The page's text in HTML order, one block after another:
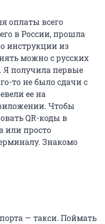
оплаты всего
в России, прошла
инструкции из
можно с русских
Я получила первые
то не было сдачи с
ее на
Чтобы
QR-коды в
или просто
Знакомо
— такси. Поймать